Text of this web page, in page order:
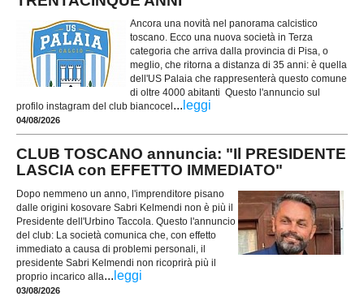
Ancora una novità nel panorama calcistico
toscano. Ecco una nuova società in Terza
categoria che arriva dalla provincia di Pisa, o
meglio, che ritorna a distanza di 35 anni: è quella
dell'US Palaia che rappresenterà questo comune
di oltre 4000 abitanti Questo l'annuncio sul
profilo instagram del club biancocel ... leggi
04/08/2026
CLUB TOSCANO annuncia: "Il PRESIDENTE
LASCIA con EFFETTO IMMEDIATO"
Dopo nemmeno un anno, l'imprenditore pisano
dalle origini kosovare Sabri Kelmendi non è più il
Presidente dell'Urbino Taccola. Questo l'annuncio
del club: La società comunica che, con effetto
immediato a causa di problemi personali, il
presidente Sabri Kelmendi non ricoprirà più il
proprio incarico alla... leggi
03/08/2026